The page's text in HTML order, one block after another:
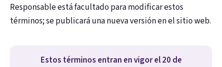
Responsable está facultado para modificar estos
términos; se publicará una nueva versión en el sitio web.
Estos términos entran en vigor el 20 de